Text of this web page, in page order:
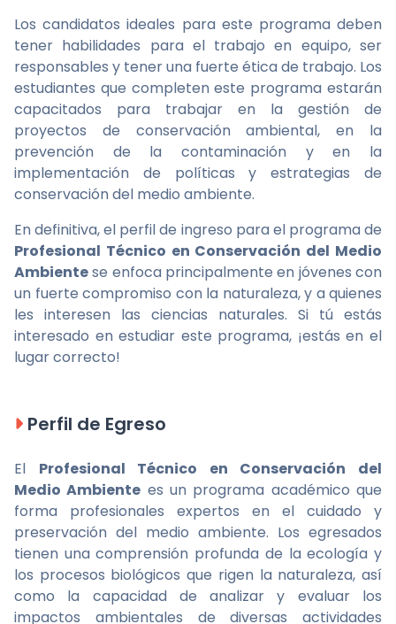
Los candidatos ideales para este programa deben
tener habilidades para el trabajo en equipo, ser
responsables y tener una fuerte ética de trabajo. Los
estudiantes que completen este programa estarán
capacitados para trabajar en la gestión de
proyectos de conservación ambiental, en la
prevención de la contaminación y en la
implementación de políticas y estrategias de
conservación del medio ambiente.
En definitiva, el perfil de ingreso para el programa de
Profesional Técnico en Conservación del Medio
Ambientese enfoca principalmente en jóvenes con
un fuerte compromiso con la naturaleza, y a quienes
les interesen las ciencias naturales. Si tú estás
interesado en estudiar este programa, ¡estás en el
lugar correcto!
Perfil de Egreso
El Profesional Técnico en Conservación del
Medio Ambiente es un programa académico que
forma profesionales expertos en el cuidado y
preservación del medio ambiente. Los egresados
tienen una comprensión profunda de la ecología y
los procesos biológicos que rigen la naturaleza, así
como la capacidad de analizar y evaluar los
impactos ambientales de diversas actividades